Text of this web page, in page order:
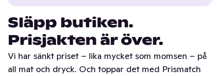
Släpp butiken.
Prisjakten är över.
Vi har sänkt priset – lika mycket som momsen – på
all mat och dryck. Och toppar det med Prismatch